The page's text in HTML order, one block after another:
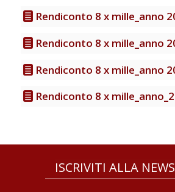
Rendiconto 8 x mille_anno
Rendiconto 8 x mille_anno
Rendiconto 8 x mille_anno
Rendiconto 8 x
ISCRIVITI ALLA